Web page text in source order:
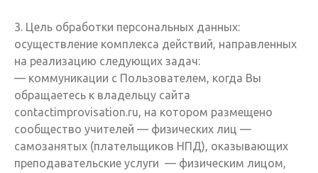
3. Цель обработки персональных данных:
осуществление комплекса действий, направленных
на реализацию следующих задач:
— коммуникации с Пользователем, когда Вы
обращаетесь к владельцу сайта
contactimprovisation.ru, на котором размещено
сообщество учителей — физических лиц —
самозанятых (плательщиков НПД), оказывающих
преподавательские услуги — физическим лицом,